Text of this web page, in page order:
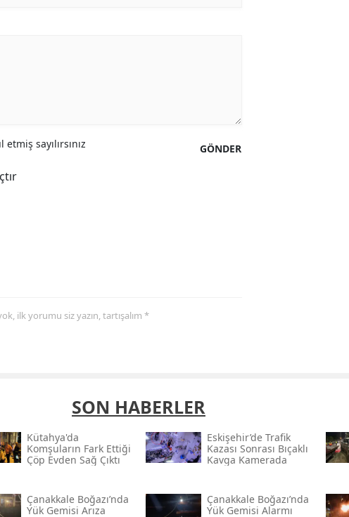
GÖNDER
sayılırsınız
ilk yorumu siz yazın, tartışalım *
SON HABERLER
Kütahya'da
Komşuların Fark Ettiği
Çöp Evden Sağ Çıktı
Eskişehir’de Trafik
Kazası Sonrası Bıçaklı
Kavga Kamerada
Çanakkale Boğazı’nda
Yük Gemisi Arıza
Çanakkale Boğazı’nda
Yük Gemisi Alarmı